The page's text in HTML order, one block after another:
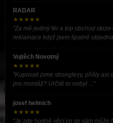
RADAR
★★★★★
"Za mě jediný fér a top obchod
reklamace když jsem špatně
Vojtěch Novotný
★★★★★
"Kupovali jsme stronglexy, přišly
pro montáž? Určitě to nebyl ..."
josef helmich
★★★★★
"Je zde hodně věcí co se vám může